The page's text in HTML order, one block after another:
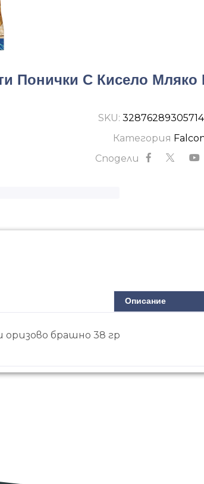
Понички С Кисело
SKU:
Категория
Сподели
Описание
брашно 38 гр